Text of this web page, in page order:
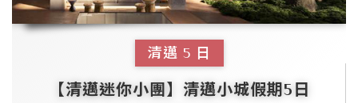
清邁 5 日
【清邁迷你小團】清邁小城假期5日